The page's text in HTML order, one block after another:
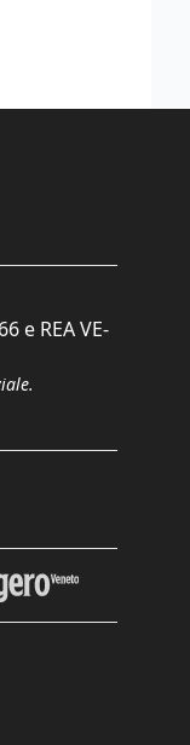
e REA VE-